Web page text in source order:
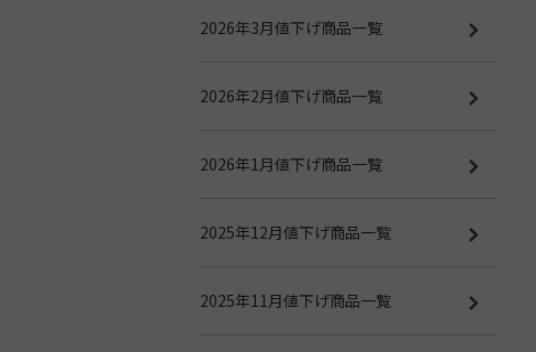
2026年3月値下げ商品一覧
2026年2月値下げ商品一覧
2026年1月値下げ商品一覧
2025年12月値下げ商品一覧
2025年11月値下げ商品一覧